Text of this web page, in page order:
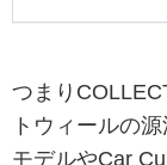
つまり
トウィールの
モデルやCar